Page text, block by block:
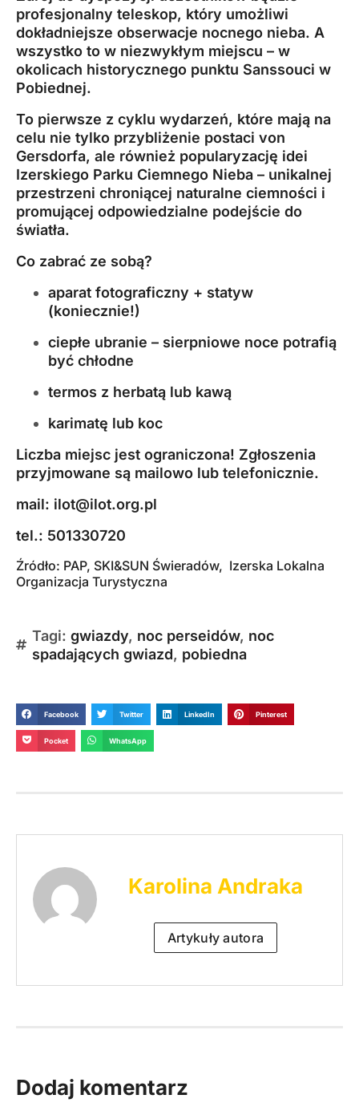
profesjonalny teleskop, który umożliwi
dokładniejsze obserwacje nocnego nieba. A
wszystko to w niezwykłym miejscu – w
okolicach historycznego punktu Sanssouci w
Pobiednej.
To pierwsze z cyklu wydarzeń, które mają na
celu nie tylko przybliżenie postaci von
Gersdorfa, ale również popularyzację idei
Izerskiego Parku Ciemnego Nieba – unikalnej
przestrzeni chroniącej naturalne ciemności i
promującej odpowiedzialne podejście do
światła.
Co zabrać ze sobą?
aparat fotograficzny + statyw
(koniecznie!)
ciepłe ubranie – sierpniowe noce potrafią
być chłodne
termos z herbatą lub kawą
karimatę lub koc
Liczba miejsc jest ograniczona! Zgłoszenia
przyjmowane są mailowo lub telefonicznie.
mail: ilot@ilot.org.pl
tel.: 501330720
Źródło: PAP, SKI&SUN Świeradów, Izerska Lokalna
Organizacja Turystyczna
Tagi: gwiazdy, noc perseidów, noc
spadających gwiazd, pobiedna
Facebook Twitter LinkedIn Pinterest
Pocket WhatsApp
Karolina Andraka
Artykuły autora
Dodaj komentarz